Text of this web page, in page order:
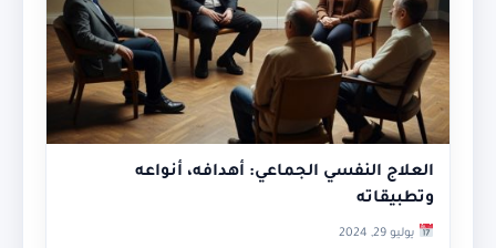
العلاج النفسي الجماعي: أهدافه، أنواعه
وتطبيقاته
يوليو 29, 2024